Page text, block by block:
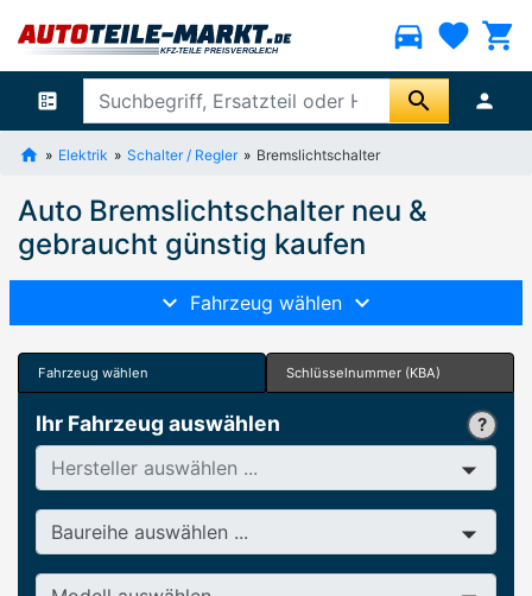
directions_car favorite shopping_cart
ballot search person
Elektrik Schalter / Regler Bremslichtschalter
Auto Bremslichtschalter neu &
gebraucht günstig kaufen
Fahrzeug wählen
Fahrzeug wählen Schlüsselnummer (KBA)
Ihr Fahrzeug auswählen
Hersteller
Baureihe
Modell